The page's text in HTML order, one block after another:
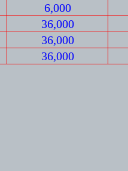
6,000
36,000
36,000
36,000